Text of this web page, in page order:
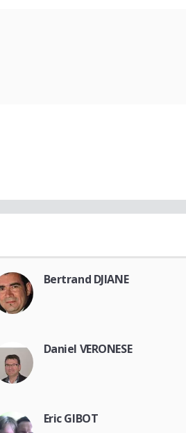
Bertrand DJIANE
Daniel VERONESE
Eric GIBOT